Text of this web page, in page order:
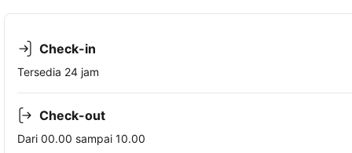
Check-in
Tersedia 24 jam
Check-out
Dari 00.00 sampai 10.00